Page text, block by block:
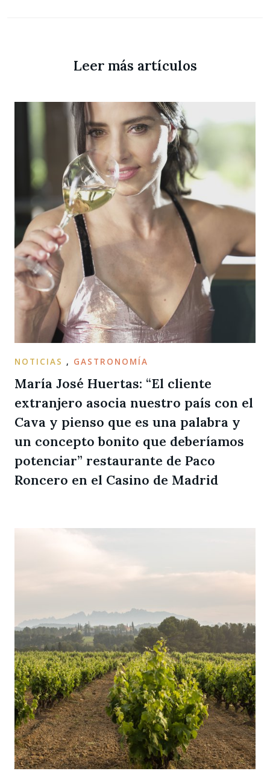
Leer más artículos
NOTICIAS , GASTRONOMÍA
María José Huertas: “El cliente
extranjero asocia nuestro país con el
Cava y pienso que es una palabra y
un concepto bonito que deberíamos
potenciar” restaurante de Paco
Roncero en el Casino de Madrid